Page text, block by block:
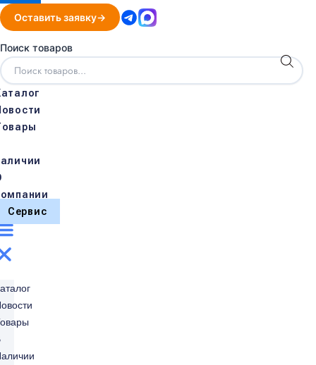
Оставить заявку
Поиск товаров
Сервис